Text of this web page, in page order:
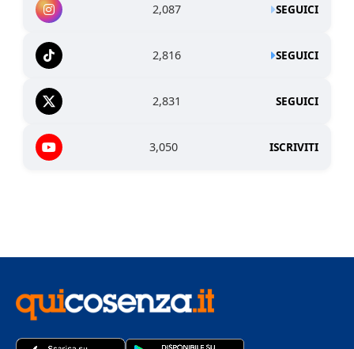
2,087 SEGUICI
2,816 SEGUICI
2,831 SEGUICI
3,050 ISCRIVITI